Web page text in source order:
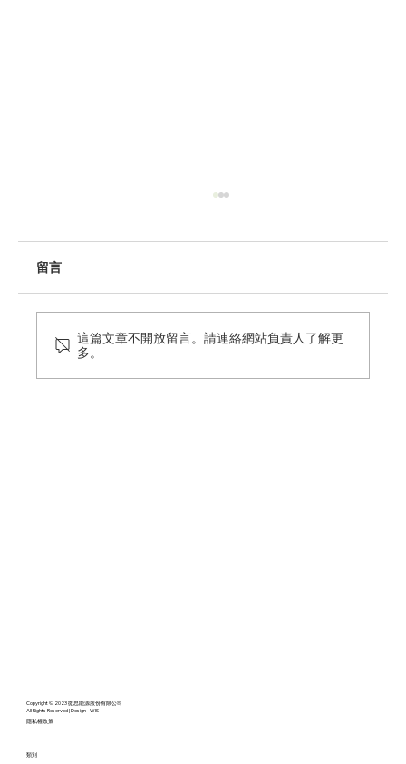
留言
這篇文章不開放留言。請連絡網站負責人了解更
多。
Copyright © 2023 微思能源股份有限公司
All Rights Reserved | Design - WIS
​隱私權政策
​類別